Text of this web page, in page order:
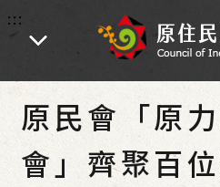
:::
:::
首頁 - 為民服
原民會「原
會」齊聚百